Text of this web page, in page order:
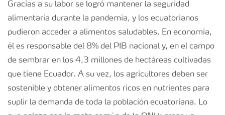
Gracias a su labor se logró mantener la seguridad
alimentaria durante la pandemia, y los ecuatorianos
pudieron acceder a alimentos saludables. En economía,
él es responsable del 8% del PIB nacional y, en el campo
de sembrar en los 4,3 millones de hectáreas cultivadas
que tiene Ecuador. A su vez, los agricultores deben ser
sostenible y obtener alimentos ricos en nutrientes para
suplir la demanda de toda la población ecuatoriana. Lo